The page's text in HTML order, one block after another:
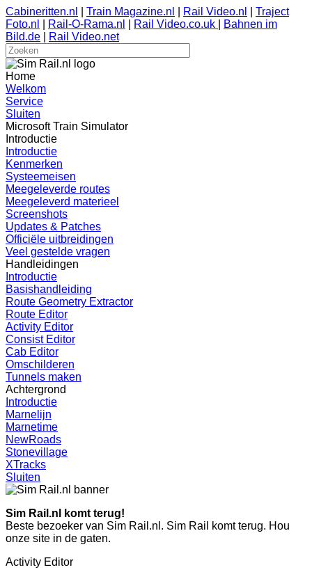
Cabineritten.nl Train Magazine.nl Rail Video.nl
Traject
Foto.nl
Rail-O-Rama.nl Rail Video.co.uk
Bahnen im
Bild.de
Rail Video.net
Home
Welkom
Service
Sluiten
Microsoft Train Simulator
Introductie
Introductie
Kenmerken
Systeemeisen
Meegeleverde routes
Meegeleverd materieel
Screenshots
Updates & Patches
Officiële uitbreidingen
Veel gestelde vragen
Handleidingen
Introductie
Basishandleiding
Route Geometry Extractor
Route Editor
Activity Editor
Consist Editor
Cab Editor
Omschilderen
Tunnels maken
Achtergrond
Introductie
Marnelijn
Marnetime
NewRoads
Stonevillage
XTracks
Sluiten
Sim Rail.nl komt terug!
Beste bezoeker van Sim Rail.nl. Sim Rail komt terug. Hou
onze site in de gaten.
Activity Editor